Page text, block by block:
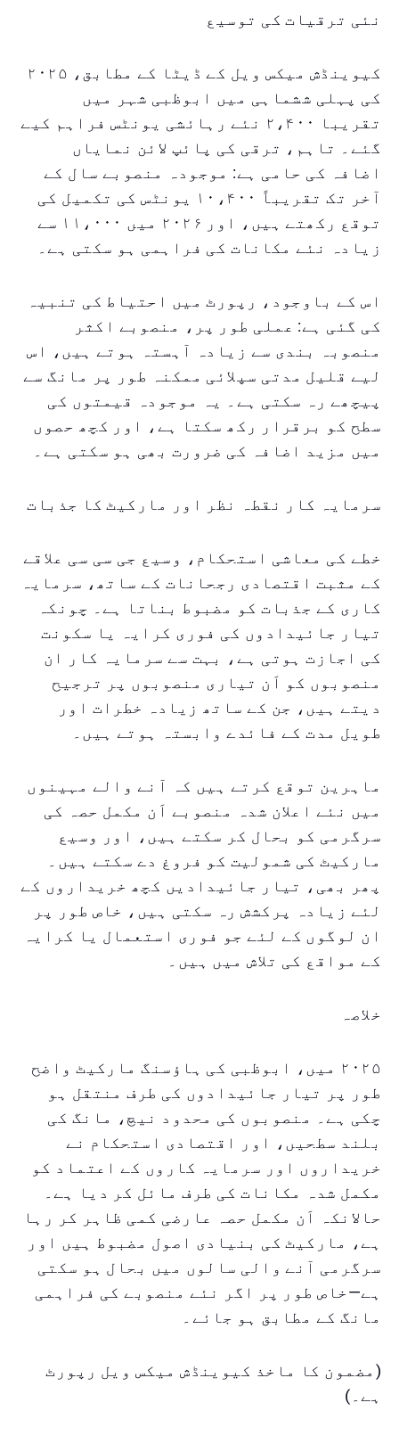
نئی ترقیات کی توسیع
کیوینڈش میکس ویل کے ڈیٹا کے مطابق، ۲۰۲۵
کی پہلی ششماہی میں ابوظبی شہر میں
تقریبا ۲،۴۰۰ نئے رہائشی یونٹس فراہم کیے
گئے۔ تاہم، ترقی کی پائپ لائن نمایاں
اضافہ کی حامی ہے: موجودہ منصوبے سال کے
آخر تک تقریباً ۱۰،۴۰۰ یونٹس کی تکمیل کی
توقع رکھتے ہیں، اور ۲۰۲۶ میں ۱۱،۰۰۰ سے
زیادہ نئے مکانات کی فراہمی ہو سکتی ہے۔
اس کے باوجود، رپورٹ میں احتیاط کی تنبیہ
کی گئی ہے: عملی طور پر، منصوبے اکثر
منصوبہ بندی سے زیادہ آہستہ ہوتے ہیں، اس
لیے قلیل مدتی سپلائی ممکنہ طور پر مانگ سے
پیچھے رہ سکتی ہے۔ یہ موجودہ قیمتوں کی
سطح کو برقرار رکھ سکتا ہے، اور کچھ حصوں
میں مزید اضافہ کی ضرورت بھی ہو سکتی ہے۔
سرمایہ کار نقطہ نظر اور مارکیٹ کا جذبات
خطے کی معاشی استحکام، وسیع جی سی سی علاقے
کے مثبت اقتصادی رجحانات کے ساتھ، سرمایہ
کاری کے جذبات کو مضبوط بناتا ہے۔ چونکہ
تیار جائیدادوں کی فوری کرایہ یا سکونت
کی اجازت ہوتی ہے، بہت سے سرمایہ کار ان
منصوبوں کو اَن تیاری منصوبوں پر ترجیح
دیتے ہیں، جن کے ساتھ زیادہ خطرات اور
طویل مدت کے فائدے وابستہ ہوتے ہیں۔
ماہرین توقع کرتے ہیں کہ آنے والے مہینوں
میں نئے اعلان شدہ منصوبے اَن مکمل حصہ کی
سرگرمی کو بحال کر سکتے ہیں، اور وسیع
مارکیٹ کی شمولیت کو فروغ دے سکتے ہیں۔
پھر بھی، تیار جائیدادیں کچھ خریداروں کے
لئے زیادہ پرکشش رہ سکتی ہیں، خاص طور پر
ان لوگوں کے لئے جو فوری استعمال یا کرایہ
کے مواقع کی تلاش میں ہیں۔
خلاصہ
۲۰۲۵ میں، ابوظبی کی ہاؤسنگ مارکیٹ واضح
طور پر تیار جائیدادوں کی طرف منتقل ہو
چکی ہے۔ منصوبوں کی محدود نیچ، مانگ کی
بلند سطحیں، اور اقتصادی استحکام نے
خریداروں اور سرمایہ کاروں کے اعتماد کو
مکمل شدہ مکانات کی طرف مائل کر دیا ہے۔
حالانکہ اَن مکمل حصہ عارضی کمی ظاہر کر رہا
ہے، مارکیٹ کی بنیادی اصول مضبوط ہیں اور
سرگرمی آنے والی سالوں میں بحال ہو سکتی
ہے—خاص طور پر اگر نئے منصوبے کی فراہمی
مانگ کے مطابق ہو جائے۔
(مضمون کا ماخذ کیوینڈش میکس ویل رپورٹ
ہے۔)